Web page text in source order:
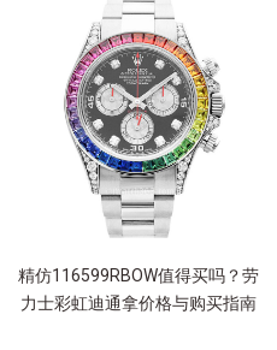
精仿116599RBOW值得买吗？劳
力士彩虹迪通拿价格与购买指南